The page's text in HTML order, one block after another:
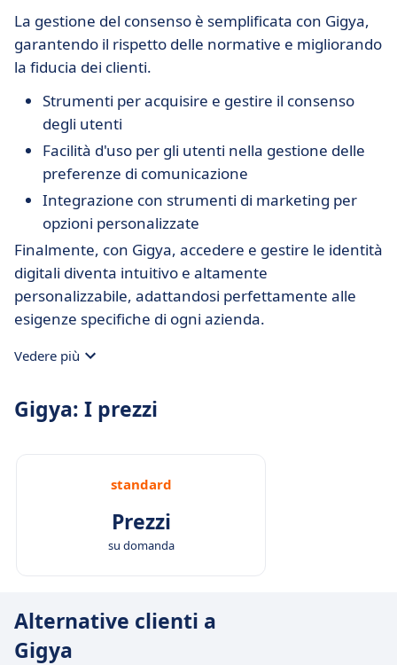
La gestione del consenso è semplificata con Gigya,
garantendo il rispetto delle normative e migliorando
la fiducia dei clienti.
Strumenti per acquisire e gestire il consenso
degli utenti
Facilità d'uso per gli utenti nella gestione delle
preferenze di comunicazione
Integrazione con strumenti di marketing per
opzioni personalizzate
Finalmente, con Gigya, accedere e gestire le identità
digitali diventa intuitivo e altamente
personalizzabile, adattandosi perfettamente alle
esigenze specifiche di ogni azienda.
Vedere più
Gigya: I prezzi
standard
Prezzi
su domanda
Alternative clienti a
Gigya